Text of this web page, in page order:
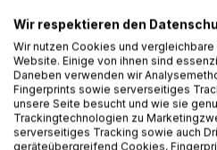
Titel bewerten
Wir respektieren den
Wir nutzen Cookies und
Website. Einige von ihnen sind
Daneben verwenden wir
Fingerprints sowie serverseitiges
unsere Seite besucht und wie sie
Trackingtechnologien zu
serverseitiges Tracking sowie auch
geräteübergreifend Cookies,